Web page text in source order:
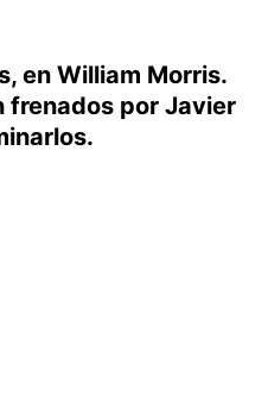
en William Morris.
frenados por Javier